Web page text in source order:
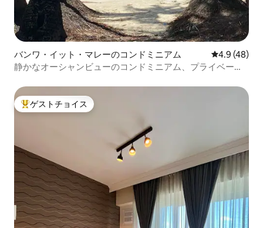
バンワ・イット・マレーのコンドミニアム レビュー48
4.9 (48)
静かなオーシャンビューのコンドミニアム、プライベート
大好評のゲストチョイスです。
ゲストチョイス